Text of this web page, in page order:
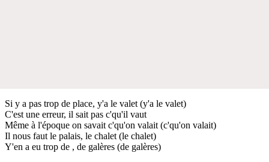
Si y a pas trop de place, y'a le valet (y'a le valet)
C'est une erreur, il sait pas c'qu'il vaut
Même à l'époque on savait c'qu'on valait (c'qu'on valait)
Il nous faut le palais, le chalet (le chalet)
Y'en a eu trop de , de galères (de galères)